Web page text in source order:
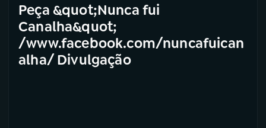
Peça &quot;Nunca fui
Canalha&quot;
/www.facebook.com/nuncafuican
alha/ Divulgação